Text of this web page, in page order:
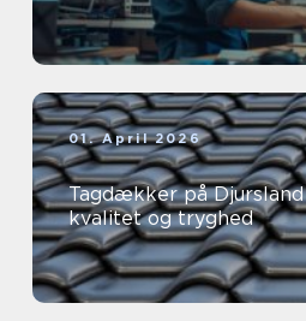
01. April 2026
Tagdækker på
kvalitet og tryghed